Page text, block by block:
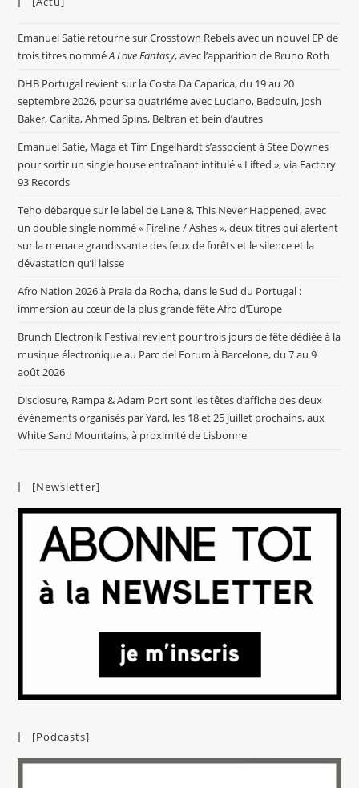
Emanuel Satie retourne sur Crosstown Rebels avec un nouvel EP de
trois titres nomméA Love Fantasy, avec l’apparition de Bruno Roth
DHB Portugal revient sur la Costa Da Caparica, du 19 au 20
septembre 2026, pour sa quatriéme avec Luciano, Bedouin, Josh
Baker, Carlita, Ahmed Spins, Beltran et bein d’autres
Emanuel Satie, Maga et Tim Engelhardt s’associent à Stee Downes
pour sortir un single house entraînant intitulé « Lifted », via Factory
93 Records
Teho débarque sur le label de Lane 8, This Never Happened, avec
un double single nommé « Fireline / Ashes », deux titres qui alertent
sur la menace grandissante des feux de forêts et le silence et la
dévastation qu’il laisse
Afro Nation 2026 à Praia da Rocha, dans le Sud du Portugal :
immersion au cœur de la plus grande fête Afro d’Europe
Brunch Electronik Festival revient pour trois jours de fête dédiée à la
musique électronique au Parc del Forum à Barcelone, du 7 au 9
août 2026
Disclosure, Rampa & Adam Port sont les têtes d’affiche des deux
événements organisés par Yard, les 18 et 25 juillet prochains, aux
White Sand Mountains, à proximité de Lisbonne
[Newsletter]
[Podcasts]